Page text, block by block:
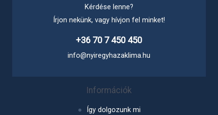
Kérdése lenne?
Írjon nekünk, vagy hívjon fel minket!
+36 70 7 450 450
info@nyiregyhazaklima.hu
Információk
Így dolgozunk mi